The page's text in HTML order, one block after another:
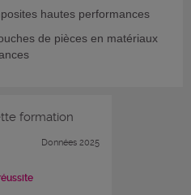
hautes performances
de pièces en matériaux
formation
Données 2025